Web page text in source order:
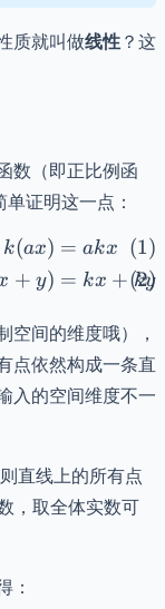
质就叫做线性？这
数（即正比例函
证明这一点：
f(ax) &=
k(ax)
+ y)
= akx
= kx + ky
空间的维度哦），
点依然构成一条直
入的空间维度不一
则直线上的所有点
，取全体实数可
：